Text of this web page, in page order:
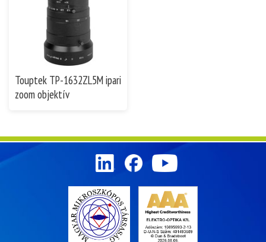
Touptek TP-1632ZL5M ipari
zoom objektív